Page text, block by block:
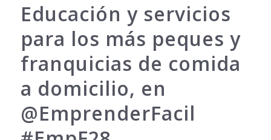
Educación y servicios
para los más peques y
franquicias de comida
a domicilio, en
@EmprenderFacil